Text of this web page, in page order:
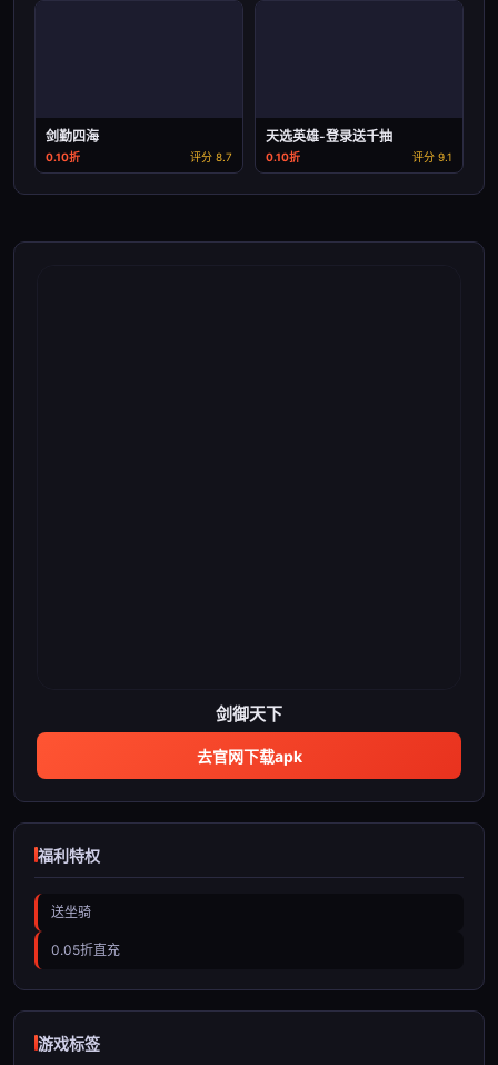
剑勤四海
0.10折 评分 8.7
天选英雄-登录送千抽
0.10折 评分 9.1
剑御天下
去官网下载apk
福利特权
送坐骑
0.05折直充
游戏标签